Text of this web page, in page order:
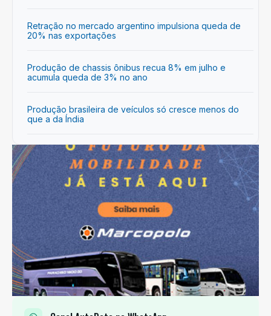
Retração no mercado argentino impulsiona queda de
20% nas exportações
Produção de chassis ônibus recua 8% em julho e
acumula queda de 3% no ano
Produção brasileira de veículos só cresce menos do
que a da Índia